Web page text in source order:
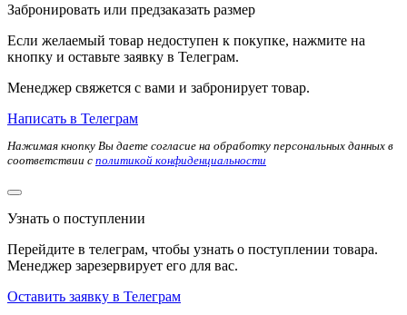
Забронировать или предзаказать размер
Если желаемый товар недоступен к покупке, нажмите на
кнопку и оставьте заявку в Телеграм.
Менеджер свяжется с вами и забронирует товар.
Написать в Телеграм
Нажимая кнопку Вы даете согласие на обработку персональных данных в
соответствии с политикой конфиденциальности
Узнать о поступлении
Перейдите в телеграм, чтобы узнать о поступлении товара.
Менеджер зарезервирует его для вас.
Оставить заявку в Телеграм